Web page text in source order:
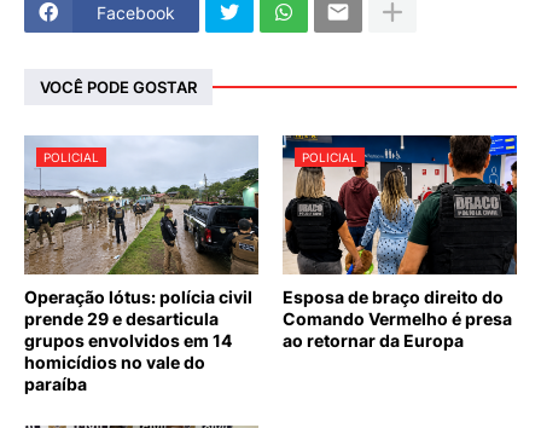
Facebook
VOCÊ PODE GOSTAR
POLICIAL
Operação lótus: polícia civil
prende 29 e desarticula
grupos envolvidos em 14
homicídios no vale do
paraíba
POLICIAL
Esposa de braço direito do
Comando Vermelho é presa
ao retornar da Europa